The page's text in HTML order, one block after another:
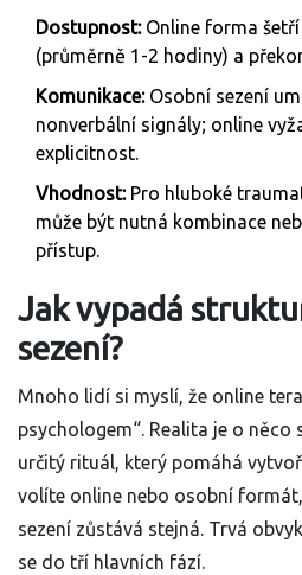
Dostupnost:Online forma
(průměrně 1-2 hodiny) a
Komunikace:Osobní sezení
nonverbální signály; online
explicitnost.
Vhodnost:Pro hluboké
může být nutná kombinace
přístup.
Jak vypadá
sezení?
Mnoho lidí si myslí, že online
psychologem“. Realita je o něco
určitý rituál, který pomáhá
volíte online nebo osobní
sezení zůstává stejná. Trvá
se do tří hlavních fází.